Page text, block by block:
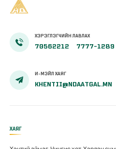
ХЭРЭГЛЭГЧИЙН ЛАВЛАХ
70562212 7777-1289
И-МЭЙЛ ХАЯГ
KHENTII@NDAATGAL.MN
ХАЯГ